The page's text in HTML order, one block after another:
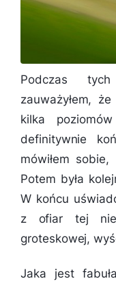
Podczas
zauważyłem,
kilka
definitywnie
mówiłem
Potem była
W końcu
z ofiar tej
groteskowej,
Jaka jest